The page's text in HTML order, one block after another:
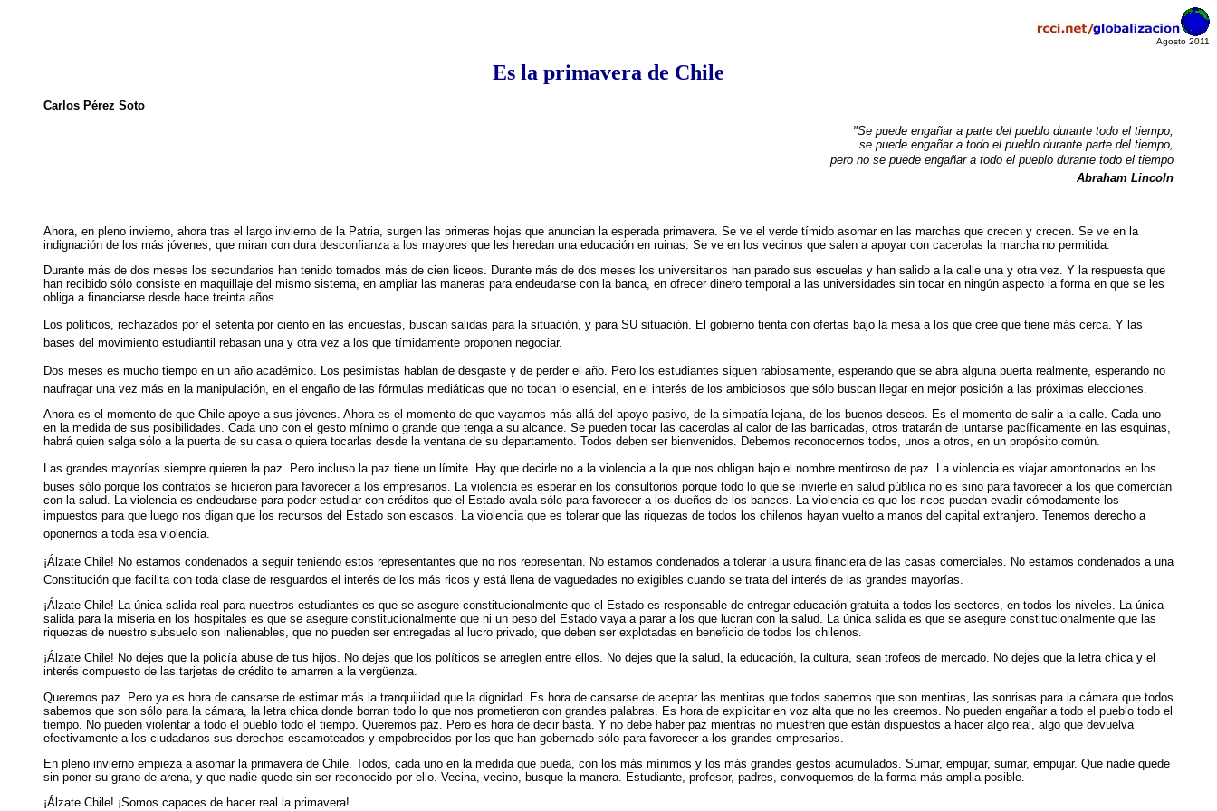
Agosto 2011
Es la primavera de Chile
Carlos Pérez Soto
"Se puede engañar a parte del pueblo durante todo el tiempo,
se puede engañar a todo el pueblo durante parte del tiempo,
pero no se puede engañar a todo el pueblo durante todo el tiempo
Abraham Lincoln
Ahora, en pleno invierno, ahora tras el largo invierno de la Patria, surgen las primeras hojas que anuncian la esperada primavera. Se ve el verde tímido asomar en las marchas que crecen y crecen. Se ve en la
indignación de los más jóvenes, que miran con dura desconfianza a los mayores que les heredan una educación en ruinas. Se ve en los vecinos que salen a apoyar con cacerolas la marcha no permitida.
Durante más de dos meses los secundarios han tenido tomados más de cien liceos. Durante más de dos meses los universitarios han parado sus escuelas y han salido a la calle una y otra vez. Y la respuesta que
han recibido sólo consiste en maquillaje del mismo sistema, en ampliar las maneras para endeudarse con la banca, en ofrecer dinero temporal a las universidades sin tocar en ningún aspecto la forma en que se les
obliga a financiarse desde hace treinta años.
Los políticos, rechazados por el setenta por ciento en las encuestas, buscan salidas para la situación, y para SU situación. El gobierno tienta con ofertas bajo la mesa a los que cree que tiene más cerca. Y las
bases del movimiento estudiantil rebasan una y otra vez a los que tímidamente proponen negociar.
Dos meses es mucho tiempo en un año académico. Los pesimistas hablan de desgaste y de perder el año. Pero los estudiantes siguen rabiosamente, esperando que se abra alguna puerta realmente, esperando no
naufragar una vez más en la manipulación, en el engaño de las fórmulas mediáticas que no tocan lo esencial, en el interés de los ambiciosos que sólo buscan llegar en mejor posición a las próximas elecciones.
Ahora es el momento de que Chile apoye a sus jóvenes. Ahora es el momento de que vayamos más allá del apoyo pasivo, de la simpatía lejana, de los buenos deseos. Es el momento de salir a la calle. Cada uno
en la medida de sus posibilidades. Cada uno con el gesto mínimo o grande que tenga a su alcance. Se pueden tocar las cacerolas al calor de las barricadas, otros tratarán de juntarse pacíficamente en las esquinas,
habrá quien salga sólo a la puerta de su casa o quiera tocarlas desde la ventana de su departamento. Todos deben ser bienvenidos. Debemos reconocernos todos, unos a otros, en un propósito común.
Las grandes mayorías siempre quieren la paz. Pero incluso la paz tiene un límite. Hay que decirle no a la violencia a la que nos obligan bajo el nombre mentiroso de paz. La violencia es viajar amontonados en los
buses sólo porque los contratos se hicieron para favorecer a los empresarios. La violencia es esperar en los consultorios porque todo lo que se invierte en salud pública no es sino para favorecer a los que comercian
con la salud. La violencia es endeudarse para poder estudiar con créditos que el Estado avala sólo para favorecer a los dueños de los bancos. La violencia es que los ricos puedan evadir cómodamente los
impuestos para que luego nos digan que los recursos del Estado son escasos. La violencia que es tolerar que las riquezas de todos los chilenos hayan vuelto a manos del capital extranjero. Tenemos derecho a
oponernos a toda esa violencia.
¡Álzate Chile! No estamos condenados a seguir teniendo estos representantes que no nos representan. No estamos condenados a tolerar la usura financiera de las casas comerciales. No estamos condenados a una
Constitución que facilita con toda clase de resguardos el interés de los más ricos y está llena de vaguedades no exigibles cuando se trata del interés de las grandes mayorías.
¡Álzate Chile! La única salida real para nuestros estudiantes es que se asegure constitucionalmente que el Estado es responsable de entregar educación gratuita a todos los sectores, en todos los niveles. La única
salida para la miseria en los hospitales es que se asegure constitucionalmente que ni un peso del Estado vaya a parar a los que lucran con la salud. La única salida es que se asegure constitucionalmente que las
riquezas de nuestro subsuelo son inalienables, que no pueden ser entregadas al lucro privado, que deben ser explotadas en beneficio de todos los chilenos.
¡Álzate Chile! No dejes que la policía abuse de tus hijos. No dejes que los políticos se arreglen entre ellos. No dejes que la salud, la educación, la cultura, sean trofeos de mercado. No dejes que la letra chica y el
interés compuesto de las tarjetas de crédito te amarren a la vergüenza.
Queremos paz. Pero ya es hora de cansarse de estimar más la tranquilidad que la dignidad. Es hora de cansarse de aceptar las mentiras que todos sabemos que son mentiras, las sonrisas para la cámara que todos
sabemos que son sólo para la cámara, la letra chica donde borran todo lo que nos prometieron con grandes palabras. Es hora de explicitar en voz alta que no les creemos. No pueden engañar a todo el pueblo todo el
tiempo. No pueden violentar a todo el pueblo todo el tiempo. Queremos paz. Pero es hora de decir basta. Y no debe haber paz mientras no muestren que están dispuestos a hacer algo real, algo que devuelva
efectivamente a los ciudadanos sus derechos escamoteados y empobrecidos por los que han gobernado sólo para favorecer a los grandes empresarios.
En pleno invierno empieza a asomar la primavera de Chile. Todos, cada uno en la medida que pueda, con los más mínimos y los más grandes gestos acumulados. Sumar, empujar, sumar, empujar. Que nadie quede
sin poner su grano de arena, y que nadie quede sin ser reconocido por ello. Vecina, vecino, busque la manera. Estudiante, profesor, padres, convoquemos de la forma más amplia posible.
¡Álzate Chile! ¡Somos capaces de hacer real la primavera!